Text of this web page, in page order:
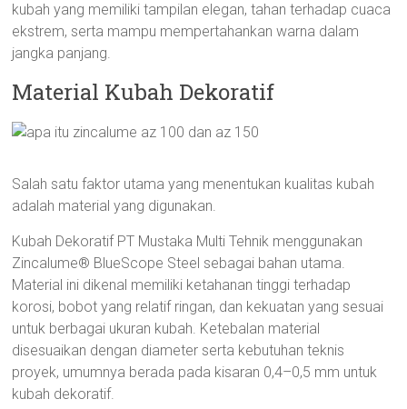
kubah yang memiliki tampilan elegan, tahan terhadap cuaca
ekstrem, serta mampu mempertahankan warna dalam
jangka panjang.
Material Kubah Dekoratif
Salah satu faktor utama yang menentukan kualitas kubah
adalah material yang digunakan.
Kubah Dekoratif PT Mustaka Multi Tehnik menggunakan
Zincalume® BlueScope Steel sebagai bahan utama.
Material ini dikenal memiliki ketahanan tinggi terhadap
korosi, bobot yang relatif ringan, dan kekuatan yang sesuai
untuk berbagai ukuran kubah. Ketebalan material
disesuaikan dengan diameter serta kebutuhan teknis
proyek, umumnya berada pada kisaran 0,4–0,5 mm untuk
kubah dekoratif.